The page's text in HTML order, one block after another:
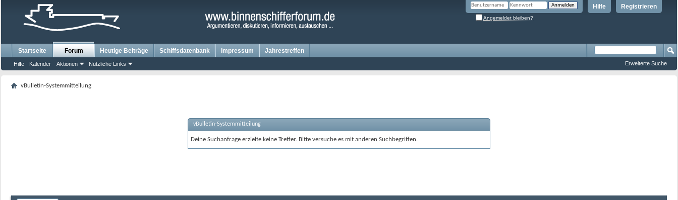
Registrieren
Hilfe
Angemeldet bleiben?
Startseite Forum
Hilfe Kalender Aktionen Nützliche Links
Heutige Beiträge Schiffsdatenbank Impressum Jahrestreffen
Erweiterte Suche
vBulletin-Systemmitteilung
vBulletin-Systemmitteilung
Deine Suchanfrage erzielte keine Treffer. Bitte versuche es mit anderen Suchbegriffen.